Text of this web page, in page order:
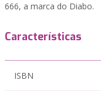
666, a marca do Diabo.
Características
ISBN